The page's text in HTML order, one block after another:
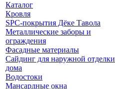
Каталог
Кровля
SPC-покрытия Дёке Тавола
Металлические заборы и
ограждения
Фасадные материалы
Сайдинг для наружной отделки
дома
Водостоки
Мансардные окна